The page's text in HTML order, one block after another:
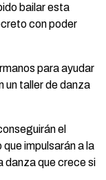
bailar esta
con poder
para ayudar
un taller de danza
el
impulsarán a la
danza que crece si